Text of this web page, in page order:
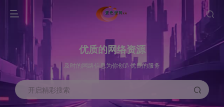
优质的网络资源
及时的网络信息为你创造优良的服务
开启精彩搜索